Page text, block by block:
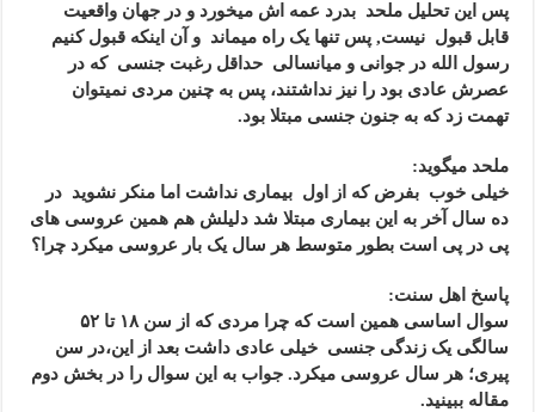
پس این تحلیل ملحد بدرد عمه اش میخورد و در جهان واقعیت
قابل قبول نیست, پس تنها یک راه میماند و آن اینکه قبول کنیم
رسول الله در جوانی و میانسالی حداقل رغبت جنسی که در
عصرش عادی بود را نیز نداشتند، پس به چنین مردی نمیتوان
تهمت زد که به جنون جنسی مبتلا بود.
ملحد میگوید:
خیلی خوب بفرض که از اول بیماری نداشت اما منکر نشوید در
ده سال آخر به این بیماری مبتلا شد دلیلش هم همین عروسی های
پی در پی است بطور متوسط هر سال یک بار عروسی میکرد چرا؟
پاسخ اهل سنت:
سوال اساسی همین است که چرا مردی که از سن ۱۸ تا ۵۲
سالگی یک زندگی جنسی خیلی عادی داشت بعد از این،در سن
پیری؛ هر سال عروسی میکرد. جواب به این سوال را در بخش دوم
مقاله ببینید.